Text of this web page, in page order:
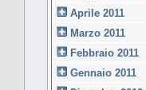
Aprile 2011
Marzo 2011
Febbraio 2011
Gennaio 2011